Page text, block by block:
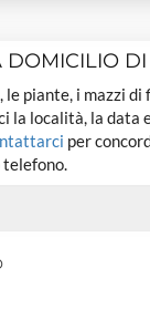
DOMICILIO
le piante, i mazzi di
la località, la data
per
telefono.